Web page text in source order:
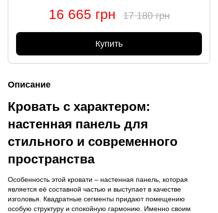
16 665 грн 17 180 грн
Купить
Описание
Кровать с характером:
настенная панель для
стильного и современного
пространства
Особенность этой кровати – настенная панель, которая
является её составной частью и выступает в качестве
изголовья. Квадратные сегменты придают помещению
особую структуру и спокойную гармонию. Именно своим